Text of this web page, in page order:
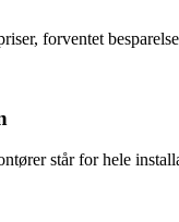
forventet
står for hele